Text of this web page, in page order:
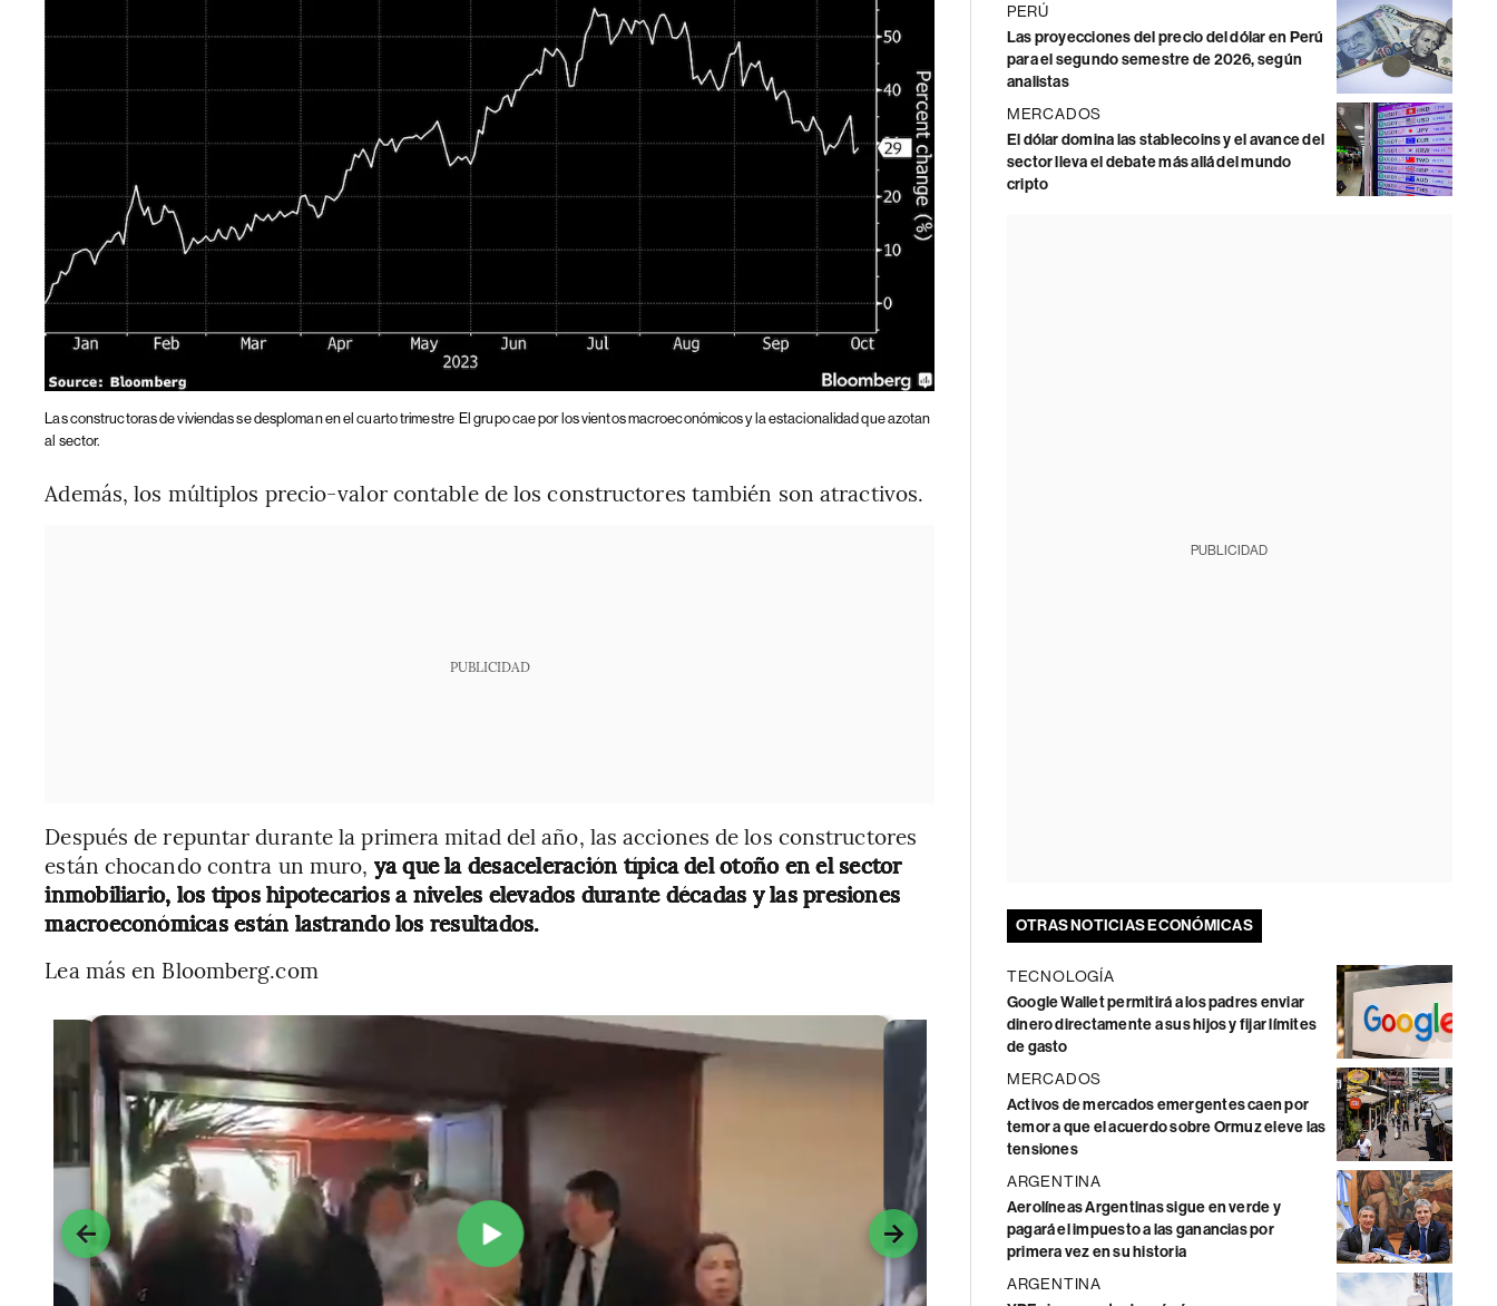
Las constructoras de viviendas se desploman en el cuarto trimestre El grupo cae por los vientos macroeconómicos y la estacionalidad que azotan
al sector.
Además, los múltiplos precio-valor contable de los constructores también son atractivos.
PUBLICIDAD
Después de repuntar durante la primera mitad del año, las acciones de los constructores
están chocando contra un muro, ya que la desaceleración típica del otoño en el sector
inmobiliario, los tipos hipotecarios a niveles elevados durante décadas y las presiones
macroeconómicas están lastrando los resultados.
Lea más en Bloomberg.com
PERÚ
Las proyecciones del precio del dólar en Perú
para el segundo semestre de 2026, según
analistas
MERCADOS
El dólar domina las stablecoins y el avance del
sector lleva el debate más allá del mundo
cripto
PUBLICIDAD
OTRAS NOTICIAS ECONÓMICAS
TECNOLOGÍA
Google Wallet permitirá a los padres enviar
dinero directamente a sus hijos y fijar límites
de gasto
MERCADOS
Activos de mercados emergentes caen por
temor a que el acuerdo sobre Ormuz eleve las
tensiones
ARGENTINA
Aerolíneas Argentinas sigue en verde y
pagará el impuesto a las ganancias por
primera vez en su historia
ARGENTINA